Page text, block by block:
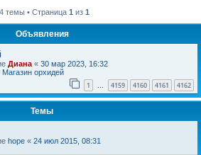
темы • Страница 1 из 1
Объявления
Диана « 30 мар 2023, 16:32
Магазин орхидей
1 … 4159 4160 4161 4162
Темы
hope « 24 июл 2015, 08:31